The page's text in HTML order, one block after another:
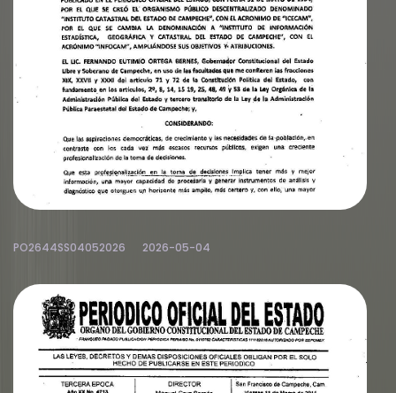
PO2644SS04052026 2026-05-04